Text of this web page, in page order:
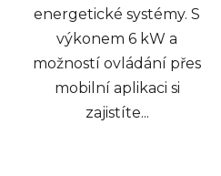
energetické systémy. S
výkonem 6 kW a
možností ovládání přes
mobilní aplikaci si
zajistíte...